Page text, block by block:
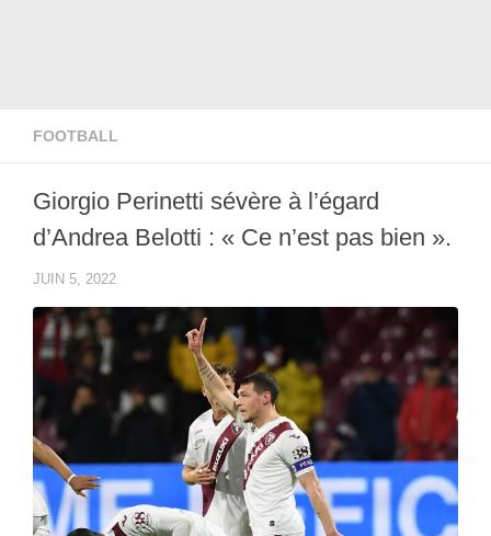
FOOTBALL
Giorgio Perinetti sévère à l’égard
d’Andrea Belotti : « Ce n’est pas bien ».
JUIN 5, 2022